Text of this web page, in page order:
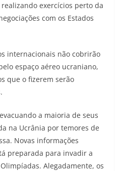
exercícios perto da
com os Estados
internacionais não cobrirão
espaço aéreo ucraniano,
que o fizerem serão
a maioria de seus
na Ucrânia por temores de
Novas informações
preparada para invadir a
Alegadamente, os